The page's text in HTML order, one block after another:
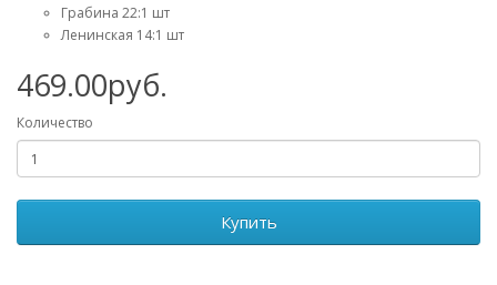
Грабина 22:1 шт
Ленинская 14:1 шт
469.00руб.
Количество
Купить